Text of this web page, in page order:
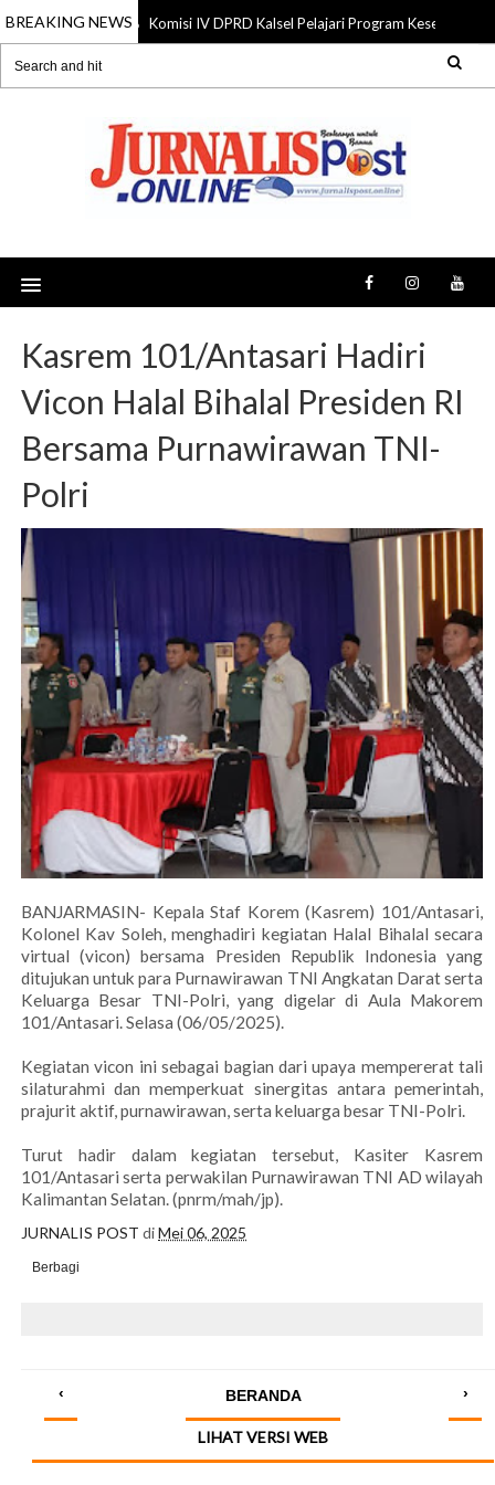
BREAKING NEWS
06 Aug 2026 Komisi IV DPRD Kalsel Pelajari Program
Kasrem 101/Antasari Hadiri
Vicon Halal Bihalal Presiden RI
Bersama Purnawirawan TNI-
Polri
BANJARMASIN- Kepala Staf Korem (Kasrem) 101/Antasari,
Kolonel Kav Soleh, menghadiri kegiatan Halal Bihalal secara
virtual (vicon) bersama Presiden Republik Indonesia yang
ditujukan untuk para Purnawirawan TNI Angkatan Darat serta
Keluarga Besar TNI-Polri, yang digelar di Aula Makorem
101/Antasari. Selasa (06/05/2025).
Kegiatan vicon ini sebagai bagian dari upaya mempererat tali
silaturahmi dan memperkuat sinergitas antara pemerintah,
prajurit aktif, purnawirawan, serta keluarga besar TNI-Polri.
Turut hadir dalam kegiatan tersebut, Kasiter Kasrem
101/Antasari serta perwakilan Purnawirawan TNI AD wilayah
Kalimantan Selatan. (pnrm/mah/jp).
JURNALIS POST diMei 06, 2025
Berbagi
‹ ›
BERANDA
LIHAT VERSI WEB